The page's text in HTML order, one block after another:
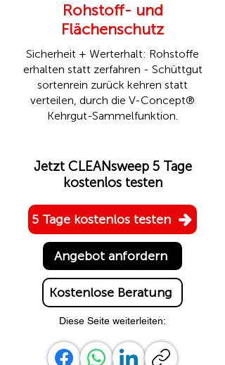
Rohstoff- und
Flächenschutz
Sicherheit + Werterhalt: Rohstoffe
erhalten statt zerfahren - Schüttgut
sortenrein zurück kehren statt
verteilen, durch die V-Concept®
Kehrgut-Sammelfunktion.
Jetzt CLEANsweep 5 Tage
kostenlos testen
5 Tage kostenlos testen
Angebot anfordern
Kostenlose Beratung
Diese Seite weiterleiten: